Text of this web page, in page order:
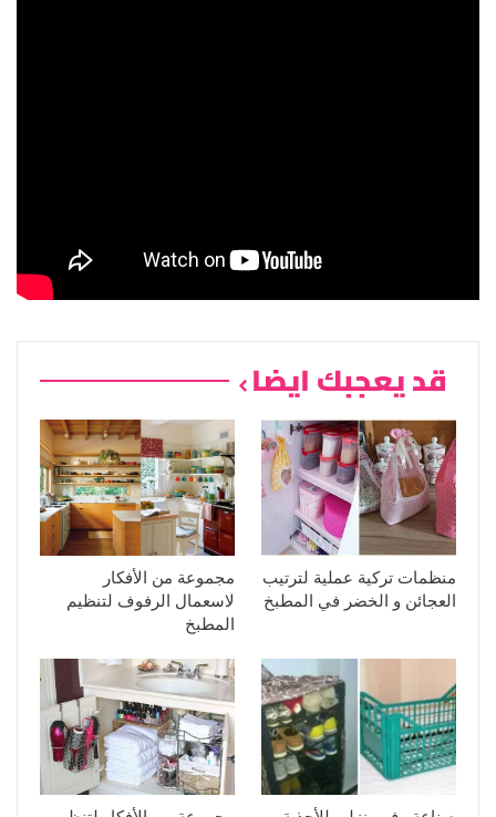
قد يعجبك ايضا
منظمات تركية عملية لترتيب
العجائن و الخضر في المطبخ
مجموعة من الأفكار
لاسعمال الرفوف لتنظيم
المطبخ